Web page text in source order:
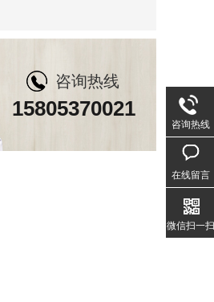
咨询热线
15805370021
咨询热线
在线留言
微信扫一扫